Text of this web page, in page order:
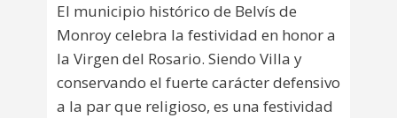
El municipio histórico de Belvís de
Monroy celebra la festividad en honor a
la Virgen del Rosario. Siendo Villa y
conservando el fuerte carácter defensivo
a la par que religioso, es una festividad